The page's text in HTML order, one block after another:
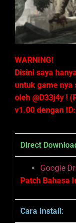
WARNING!
Disini saya
untuk game nya
oleh @D33j4y !
v1.00 dengan
Direct
Google
Patch Bahasa
Cara Install: